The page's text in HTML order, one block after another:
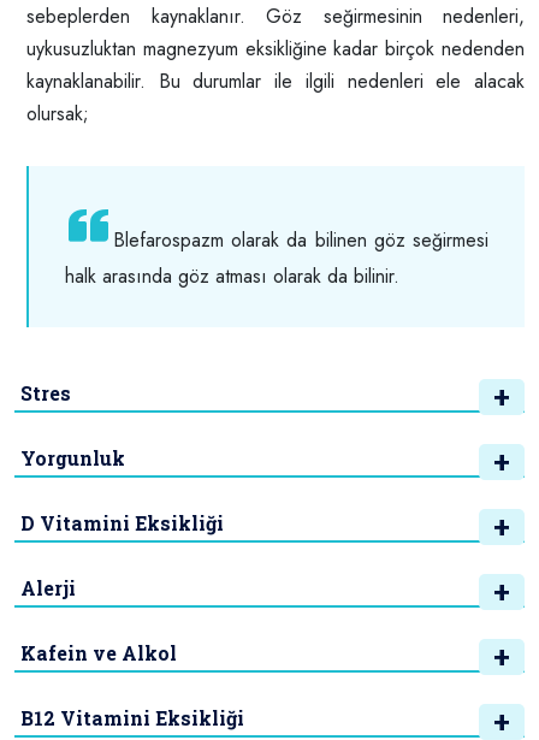
sebeplerden kaynaklanır. Göz seğirmesinin nedenleri,
uykusuzluktan magnezyum eksikliğine kadar birçok nedenden
kaynaklanabilir. Bu durumlar ile ilgili nedenleri ele alacak
olursak;
Blefarospazm olarak da bilinen göz seğirmesi
halk arasında göz atması olarak da bilinir.
Stres
Yorgunluk
D Vitamini Eksikliği
Alerji
Kafein ve Alkol
B12 Vitamini Eksikliği